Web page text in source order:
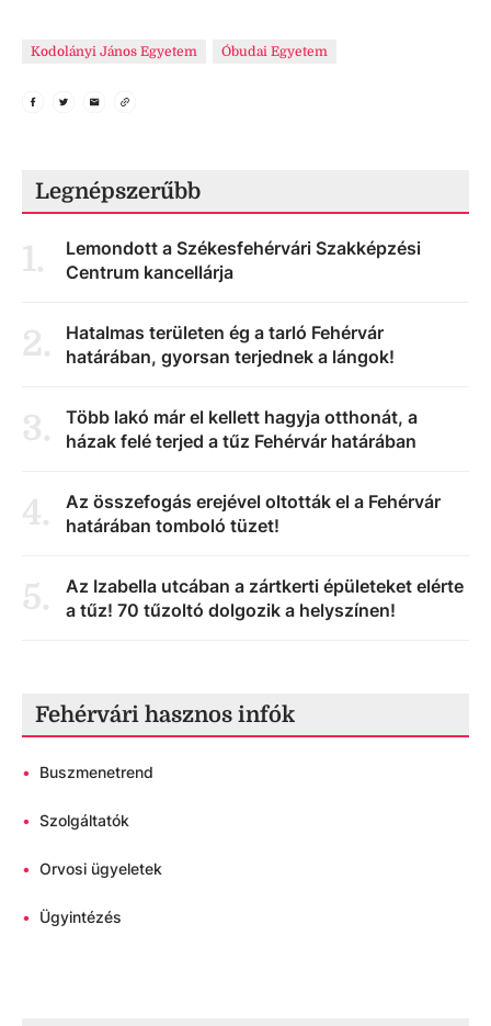
Kodolányi János Egyetem Óbudai Egyetem
Legnépszerűbb
1.
Lemondott a Székesfehérvári Szakképzési
Centrum kancellárja
2.
Hatalmas területen ég a tarló Fehérvár
határában, gyorsan terjednek a lángok!
3.
Több lakó már el kellett hagyja otthonát, a
házak felé terjed a tűz Fehérvár határában
4.
Az összefogás erejével oltották el a Fehérvár
határában tomboló tüzet!
5.
Az Izabella utcában a zártkerti épületeket elérte
a tűz! 70 tűzoltó dolgozik a helyszínen!
Fehérvári hasznos infók
• Buszmenetrend
• Szolgáltatók
• Orvosi ügyeletek
• Ügyintézés